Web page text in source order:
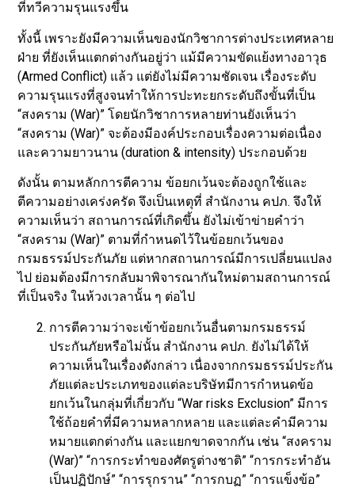
ที่ทวีความรุนแรงขึ้น
ทั้งนี้ เพราะยังมีความเห็นของนักวิชาการต่างประเทศหลาย
ฝ่าย ที่ยังเห็นแตกต่างกันอยู่ว่า แม้มีความขัดแย้งทางอาวุธ
(Armed Conflict) แล้ว แต่ยังไม่มีความชัดเจน เรื่องระดับ
ความรุนแรงที่สูงจนทำให้การปะทะยกระดับถึงขั้นที่เป็น
“สงคราม (War)” โดยนักวิชาการหลายท่านยังเห็นว่า
“สงคราม (War)” จะต้องมีองค์ประกอบเรื่องความต่อเนื่อง
และความยาวนาน (duration & intensity) ประกอบด้วย
ดังนั้น ตามหลักการตีความ ข้อยกเว้นจะต้องถูกใช้และ
ตีความอย่างเคร่งครัด จึงเป็นเหตุที่ สำนักงาน คปภ. จึงให้
ความเห็นว่า สถานการณ์ที่เกิดขึ้น ยังไม่เข้าข่ายคำว่า
“สงคราม (War)” ตามที่กำหนดไว้ในข้อยกเว้นของ
กรมธรรม์ประกันภัย แต่หากสถานการณ์มีการเปลี่ยนแปลง
ไป ย่อมต้องมีการกลับมาพิจารณากันใหม่ตามสถานการณ์
ที่เป็นจริง ในห้วงเวลานั้น ๆ ต่อไป
การตีความว่าจะเข้าข้อยกเว้นอื่นตามกรมธรรม์
ประกันภัยหรือไม่นั้น สำนักงาน คปภ. ยังไม่ได้ให้
ความเห็นในเรื่องดังกล่าว เนื่องจากกรมธรรม์ประกัน
ภัยแต่ละประเภทของแต่ละบริษัทมีการกำหนดข้อ
ยกเว้นในกลุ่มที่เกี่ยวกับ “War risks Exclusion” มีการ
ใช้ถ้อยคำที่มีความหลากหลาย และแต่ละคำมีความ
หมายแตกต่างกัน และแยกขาดจากกัน เช่น “สงคราม
(War)” “การกระทำของศัตรูต่างชาติ” “การกระทำอัน
เป็นปฏิปักษ์” “การรุกราน” “การกบฏ” “การแข็งข้อ”